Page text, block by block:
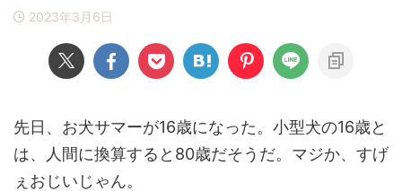
2023年3月6日
先日、お犬サマーが16歳になった。小型犬の16歳と
は、人間に換算すると80歳だそうだ。マジか、すげ
ぇおじいじゃん。